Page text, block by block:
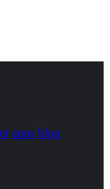
apps blog